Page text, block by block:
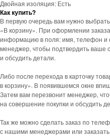
Двойная изоляция: Есть
Как купить?
В первую очередь вам нужно
«В корзину». При оформлении
информацию в поля: имя, телефон и
менеджер, чтобы подтвердить ваше
и обсудить детали.
Либо после перехода в карточку
в корзину». В появившемся окне
Затем вам перезвонит менеджер,
на совершение покупки и обсудить
Так же можно сделать заказ по
с нашими менеджерами или